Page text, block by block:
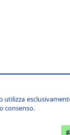
utilizza
consenso.